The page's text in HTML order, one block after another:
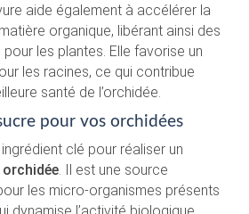
aide également à accélérer la
organique, libérant ainsi des
les plantes. Elle favorise un
les racines, ce qui contribue
santé de l’orchidée.
pour vos orchidées
clé pour réaliser un
. Il est une source
les micro-organismes présents